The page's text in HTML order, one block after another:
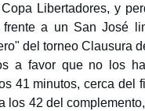
Libertadores, y
frente a un San José
del torneo Clausura
a favor que no los
41 minutos, cerca del
los 42 del